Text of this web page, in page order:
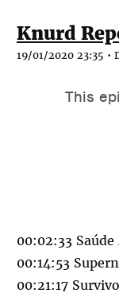
Knurd
19/01/2020 23:35 •
00:02:33
00:14:53
00:21:17